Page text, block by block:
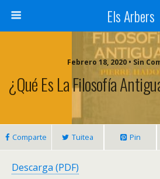
Els Arbers
Febrero 18, 2020 • Sin
¿Qué Es La Filosofía
Comparte Tuitea Pin
Descarga (PDF)